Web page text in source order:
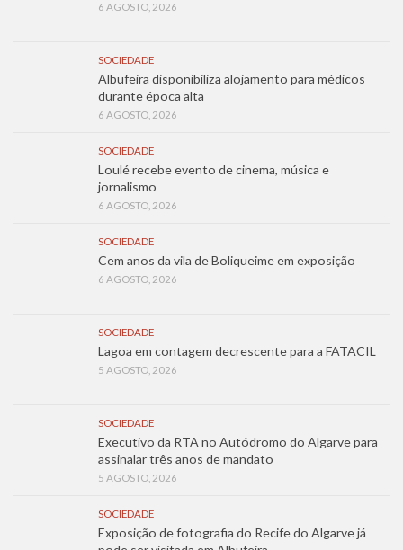
6 AGOSTO, 2026
SOCIEDADE
Albufeira disponibiliza alojamento para médicos
durante época alta
6 AGOSTO, 2026
SOCIEDADE
Loulé recebe evento de cinema, música e
jornalismo
6 AGOSTO, 2026
SOCIEDADE
Cem anos da vila de Boliqueime em exposição
6 AGOSTO, 2026
SOCIEDADE
Lagoa em contagem decrescente para a FATACIL
5 AGOSTO, 2026
SOCIEDADE
Executivo da RTA no Autódromo do Algarve para
assinalar três anos de mandato
5 AGOSTO, 2026
SOCIEDADE
Exposição de fotografia do Recife do Algarve já